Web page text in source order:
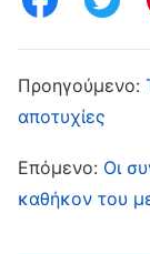
άνθρωπος
αλήθεια.
κάποιον,
φοβάμαι μην
είναι το
τους άλλους
Προηγούμενο:
αποτυχίες
Επόμενο: Οι
καθήκον του